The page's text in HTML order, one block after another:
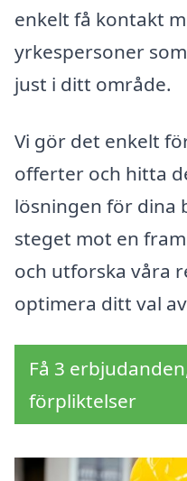
enkelt få kontakt
yrkespersoner
just i ditt område.
Vi gör det enkelt
offerter och hitta
lösningen för dina
steget mot en
och utforska våra
optimera ditt val
Få 3
förpliktelser